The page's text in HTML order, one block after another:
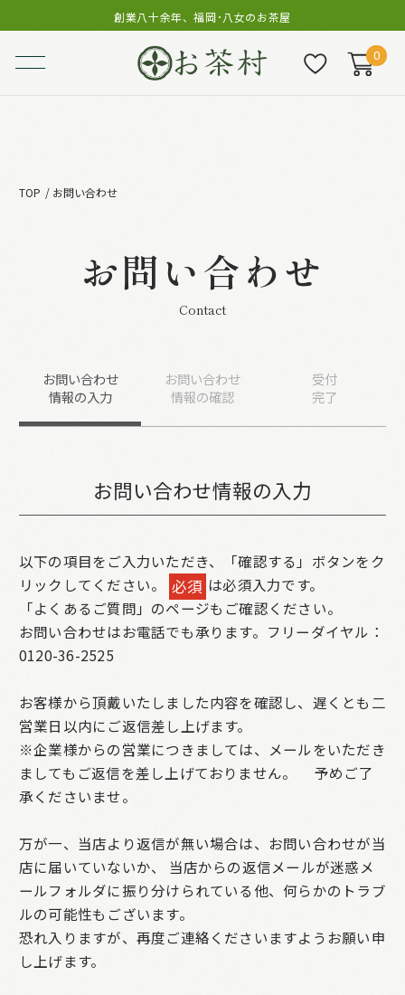
創業八十余年、福岡･八女のお茶屋
0
TOP お問い合わせ
お問い合わせ
Contact
お問い合わせ
情報の入力
お問い合わせ
情報の確認
受付
完了
お問い合わせ情報の入力
以下の項目をご入力いただき、「確認する」ボタンをク
リックしてください。
必須 は必須入力です。
「よくあるご質問」のページもご確認ください。
お問い合わせはお電話でも承ります。フリーダイヤル：
0120-36-2525
お客様から頂戴いたしました内容を確認し、遅くとも二
営業日以内にご返信差し上げます。
※企業様からの営業につきましては、メールをいただき
ましてもご返信を差し上げておりません。
予めご了
承くださいませ。
万が一、当店より返信が無い場合は、お問い合わせが当
店に届いていないか、
当店からの返信メールが迷惑メ
ールフォルダに振り分けられている他、何らかのトラブ
ルの可能性もございます。
恐れ入りますが、再度ご連絡くださいますようお願い申
し上げます。